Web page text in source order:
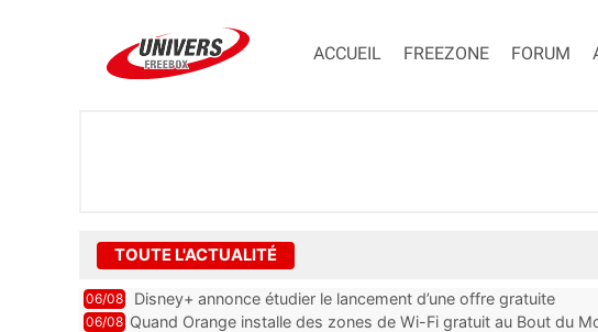
ACCUEIL FREEZONE FORUM
TOUTE L'ACTUALITÉ
06/08 Disney+ annonce étudier le lancement d’une offre gratuite
06/08 Quand Orange installe des zones de Wi-Fi gratuit au Bout du